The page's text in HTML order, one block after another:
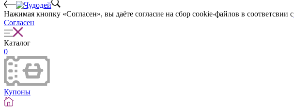
Нажимая кнопку «Согласен», вы даёте cогласие на сбор cookie-файлов в соответсвии с
Согласен
Каталог
0
Купоны